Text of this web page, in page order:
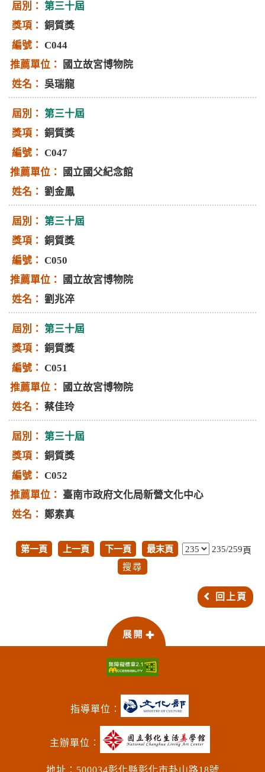
第三十屆
銅質獎
C044
國立故宮博物院
吳瑞龍
第三十屆
銅質獎
C047
國立國父紀念館
劉金鳳
第三十屆
銅質獎
C050
國立故宮博物院
劉兆淬
第三十屆
銅質獎
C051
國立故宮博物院
蔡佳玲
第三十屆
銅質獎
C052
臺南市政府文化局新營文化中心
鄭素真
第一頁 上一頁 下一頁 最末頁 235/259頁
回上頁
指導單位︰
主辦單位︰
地址：500034彰化縣彰化市卦山路18號